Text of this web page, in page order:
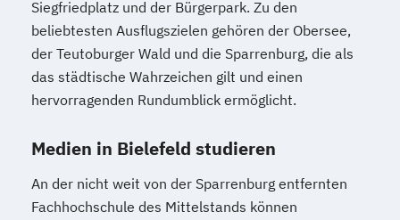
Siegfriedplatz und der Bürgerpark. Zu den
beliebtesten Ausflugszielen gehören der Obersee,
der Teutoburger Wald und die Sparrenburg, die als
das städtische Wahrzeichen gilt und einen
hervorragenden Rundumblick ermöglicht.
Medien in Bielefeld studieren
An der nicht weit von der Sparrenburg entfernten
Fachhochschule des Mittelstands können